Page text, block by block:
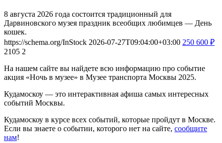
8 августа 2026 года состоится традиционный для
Дарвиновского музея праздник всеобщих любимцев — День
кошек.
https://schema.org/InStock 2026-07-27T09:04:00+03:00 250 600 ₽
2105 2
На нашем сайте вы найдете всю информацию про событие
акция «Ночь в музее» в Музее транспорта Москвы 2025.
Кудамоскоу — это интерактивная афиша самых интересных
событий Москвы.
Кудамоскоу в курсе всех событий, которые пройдут в Москве.
Если вы знаете о событии, которого нет на сайте, сообщите
нам!